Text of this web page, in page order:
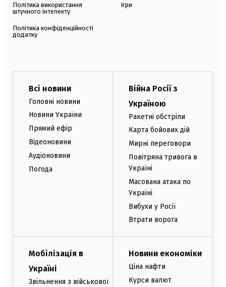
Політика використання
штучного інтелекту
Політика конфіденційності
додатку
Ігри
Всі новини
Головні новини
Новини України
Прямий ефір
Відеоновини
Аудіоновини
Погода
Війна Росії з
Україною
Ракетні обстріли
Карта бойових дій
Мирні переговори
Повітряна тривога в
Україні
Масована атака по
Україні
Вибухи у Росії
Втрати ворога
Мобілізація в
Україні
Звільнення з військової
Новини економіки
Ціна нафти
Курси валют